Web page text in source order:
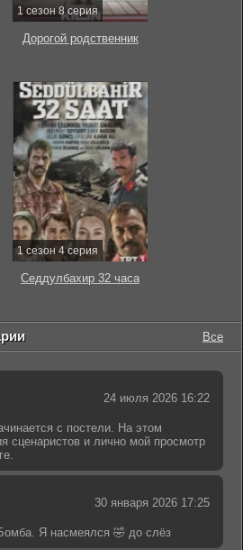
1 сезон 8 серия
Дорогой родственник
1 сезон 4 серия
Седдулбахир 32 часа
Все
24 июля 2026 16:22
с постели. На этом
сценаристов и лично мой просмотр
30 января 2026 17:25
Я насмеялся 🤣 до слёз